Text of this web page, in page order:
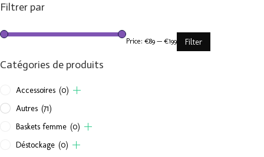
Filtrer par
Filter
Price: €89 — €199
Catégories de produits
Accessoires (0)
Autres (71)
Baskets femme (0)
Déstockage (0)